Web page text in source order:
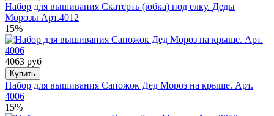
Набор для вышивания Скатерть (юбка) под елку. Деды
Морозы Арт.4012
15%
4063 руб
Купить
Набор для вышивания Сапожок Дед Мороз на крыше. Арт.
4006
15%